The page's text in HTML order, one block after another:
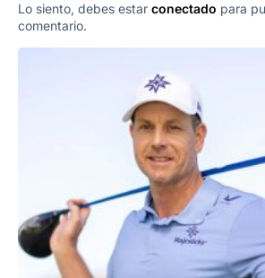
Lo siento, debes estar conectado para
comentario.